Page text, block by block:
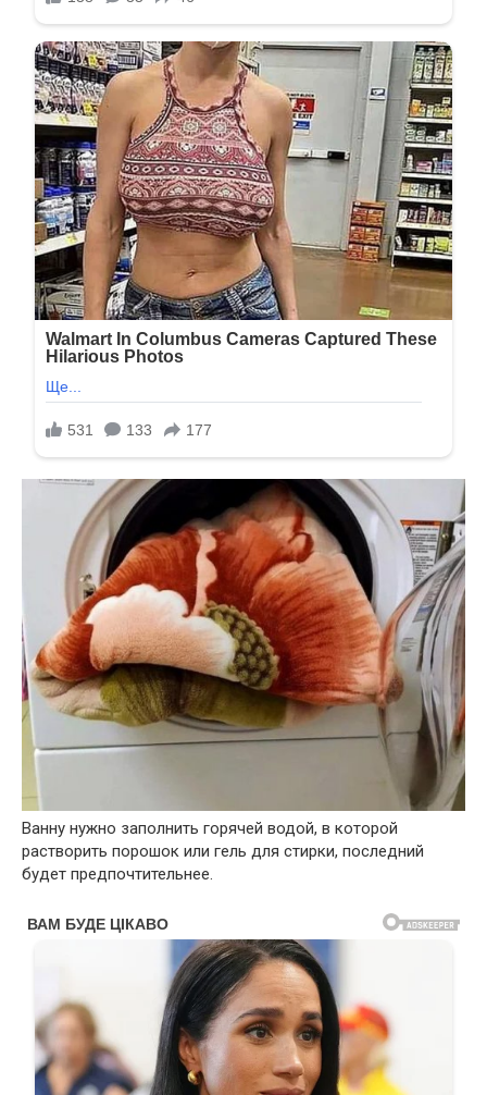
Ванну нужно заполнить горячей водой, в которой
растворить порошок или гель для стирки, последний
будет предпочтительнее.